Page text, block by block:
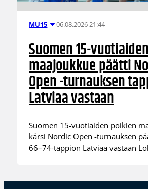
MU15 06.08.2026 21:44
Suomen 15-
maajoukkue päätti
Open -turnauksen
Latviaa vastaan
Suomen 15-vuotiaiden poikien
kärsi Nordic Open -turnauksen
66–74-tappion Latviaa vastaan